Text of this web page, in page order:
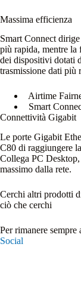
Massima efficienza
Smart Connect
più rapida, mentre la
dei dispositivi dotati
trasmissione dati più
Airtime
Smart
Connettività Gigabit
Le porte Gigabit
C80 di raggiungere
Collega PC
massimo dalla rete.
Cerchi altri prodotti
ciò che cerchi
Per rimanere
Social